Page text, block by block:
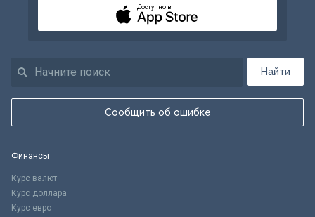
Найти
Сообщить об ошибке
Доступно в
Финансы
Курс валют
Курс доллара
Курс евро